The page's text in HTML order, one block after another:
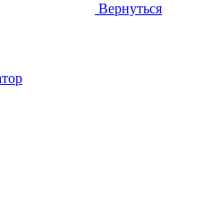
Вернуться